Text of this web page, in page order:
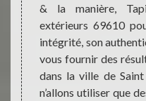
L
les
vos
de
& la manière,
extérieurs 69610
intégrité, son
vous fournir des
dans la ville de
n’allons utiliser que